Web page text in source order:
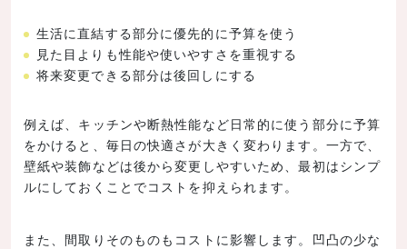
生活に直結する部分に優先的に予算を使う
見た目よりも性能や使いやすさを重視する
将来変更できる部分は後回しにする
例えば、キッチンや断熱性能など日常的に使う部分に予算
をかけると、毎日の快適さが大きく変わります。一方で、
壁紙や装飾などは後から変更しやすいため、最初はシンプ
ルにしておくことでコストを抑えられます。
また、間取りそのものもコストに影響します。凹凸の少な